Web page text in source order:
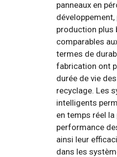
panneaux en
production plus
comparables
termes de
fabrication ont
durée de vie
recyclage. Les
intelligents
en temps réel
performance
ainsi leur
dans les